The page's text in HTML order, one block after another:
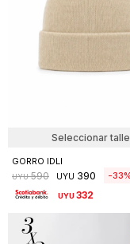
Seleccionar talle
GORRO IDLI
UYU 590 UYU 390 33
UYU332